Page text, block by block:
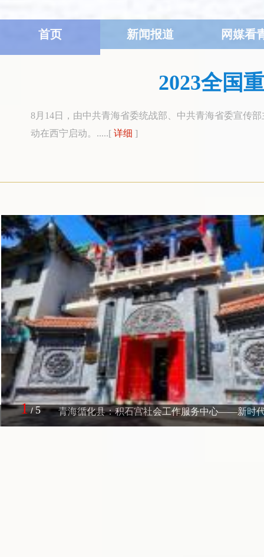
首页 新闻报道 网媒看
2023全国
8月14日，由中共青海省委统战部、中共青海省委宣传
动在西宁启动。.....[ 详细 ]
青海循化县：积石宫社会工作服务中心——新时
1/5